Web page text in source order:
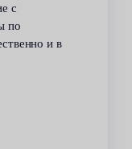
с
по
и в